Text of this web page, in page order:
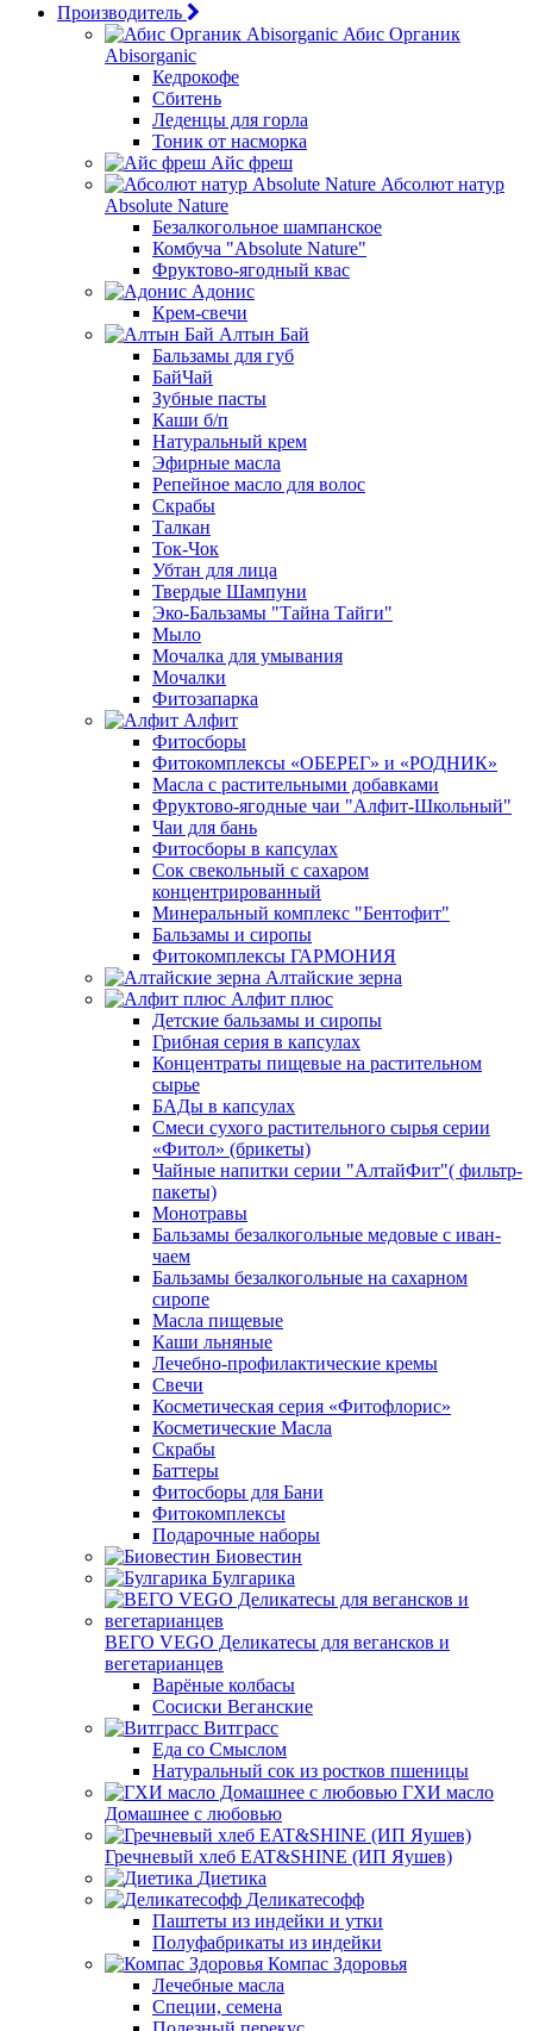
Производитель
Абис Органик
Abisorganic
Кедрокофе
Сбитень
Леденцы для горла
Тоник от насморка
Айс фреш
Абсолют натур
Absolute Nature
Безалкогольное шампанское
Комбуча "Absolute Nature"
Фруктово-ягодный квас
Адонис
Крем-свечи
Алтын Бай
Бальзамы для губ
БайЧай
Зубные пасты
Каши б/п
Натуральный крем
Эфирные масла
Репейное масло для волос
Скрабы
Талкан
Ток-Чок
Убтан для лица
Твердые Шампуни
Эко-Бальзамы "Тайна Тайги"
Мыло
Мочалка для умывания
Мочалки
Фитозапарка
Алфит
Фитосборы
Фитокомплексы «ОБЕРЕГ» и «РОДНИК»
Масла с растительными добавками
Фруктово-ягодные чаи "Алфит-Школьный"
Чаи для бань
Фитосборы в капсулах
Сок свекольный с сахаром
концентрированный
Минеральный комплекс "Бентофит"
Бальзамы и сиропы
Фитокомплексы ГАРМОНИЯ
Алтайские зерна
Алфит плюс
Детские бальзамы и сиропы
Грибная серия в капсулах
Концентраты пищевые на растительном
сырье
БАДы в капсулах
Смеси сухого растительного сырья серии
«Фитол» (брикеты)
Чайные напитки серии "АлтайФит"( фильтр-
пакеты)
Монотравы
Бальзамы безалкогольные медовые с иван-
чаем
Бальзамы безалкогольные на сахарном
сиропе
Масла пищевые
Каши льняные
Лечебно-профилактические кремы
Свечи
Косметическая серия «Фитофлорис»
Косметические Масла
Скрабы
Баттеры
Фитосборы для Бани
Фитокомплексы
Подарочные наборы
Биовестин
Булгарика
ВЕГО VEGO Деликатесы для вегансков и
вегетарианцев
Варёные колбасы
Сосиски Веганские
Витграсс
Еда со Смыслом
Натуральный сок из ростков пшеницы
ГХИ масло
Домашнее с любовью
Гречневый хлеб EAT&SHINE (ИП Яушев)
Диетика
Деликатесофф
Паштеты из индейки и утки
Полуфабрикаты из индейки
Компас Здоровья
Лечебные масла
Специи, семена